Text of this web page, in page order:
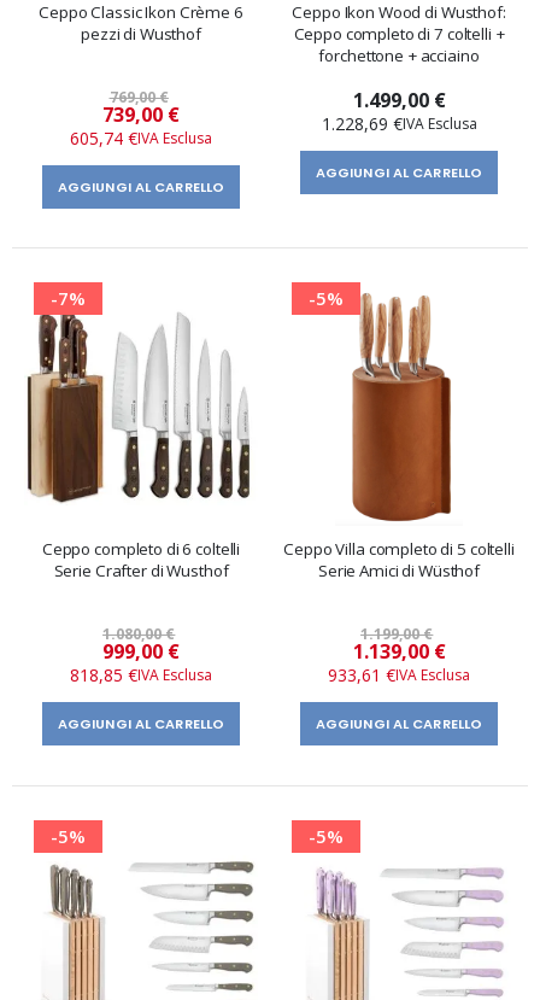
Ceppo Classic Ikon Crème 6
pezzi di Wusthof
769,00 €
Prezzo
speciale
739,00 €
605,74 €
AGGIUNGI AL CARRELLO
Ceppo Ikon Wood di Wusthof:
Ceppo completo di 7 coltelli +
forchettone + acciaino
1.499,00 €
1.228,69 €
AGGIUNGI AL CARRELLO
-7%
Ceppo completo di 6 coltelli
Serie Crafter di Wusthof
1.080,00 €
Prezzo
speciale
999,00 €
818,85 €
AGGIUNGI AL CARRELLO
-5%
Ceppo Villa completo di 5 coltelli
Serie Amici di Wüsthof
1.199,00 €
Prezzo
speciale
1.139,00 €
933,61 €
AGGIUNGI AL CARRELLO
-5% -5%